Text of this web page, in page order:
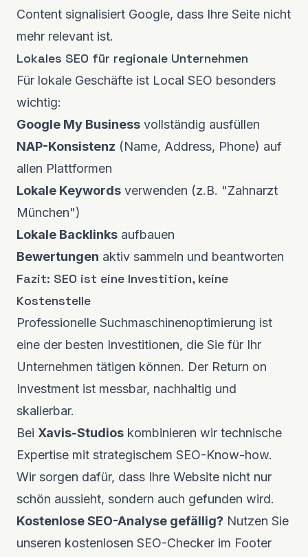
Content signalisiert Google, dass Ihre Seite nicht
mehr relevant ist.
Lokales SEO für regionale Unternehmen
Für lokale Geschäfte ist Local SEO besonders
wichtig:
Google My Business vollständig ausfüllen
NAP-Konsistenz (Name, Address, Phone) auf
allen Plattformen
Lokale Keywords verwenden (z.B. "Zahnarzt
München")
Lokale Backlinks aufbauen
Bewertungen aktiv sammeln und beantworten
Fazit: SEO ist eine Investition, keine
Kostenstelle
Professionelle Suchmaschinenoptimierung ist
eine der besten Investitionen, die Sie für Ihr
Unternehmen tätigen können. Der Return on
Investment ist messbar, nachhaltig und
skalierbar.
Bei Xavis-Studios kombinieren wir technische
Expertise mit strategischem SEO-Know-how.
Wir sorgen dafür, dass Ihre Website nicht nur
schön aussieht, sondern auch gefunden wird.
Kostenlose SEO-Analyse gefällig? Nutzen Sie
unseren kostenlosen SEO-Checker im Footer